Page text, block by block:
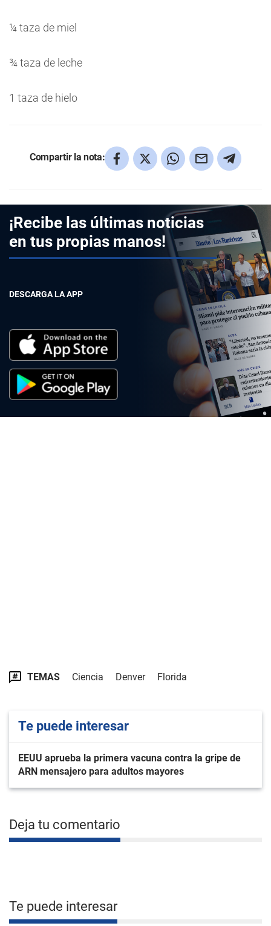
¼ taza de miel
¾ taza de leche
1 taza de hielo
Compartir la nota:
¡Recibe las últimas noticias
en tus propias manos!
DESCARGA LA APP
TEMAS Ciencia Denver Florida
Te puede interesar
EEUU aprueba la primera vacuna contra la gripe de
ARN mensajero para adultos mayores
Deja tu comentario
Te puede interesar